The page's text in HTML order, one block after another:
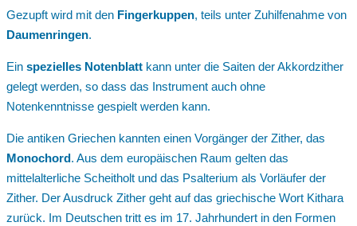
Gezupft wird mit den Fingerkuppen, teils unter Zuhilfenahme von
Daumenringen.
Ein spezielles Notenblatt kann unter die Saiten der Akkordzither
gelegt werden, so dass das Instrument auch ohne
Notenkenntnisse gespielt werden kann.
Die antiken Griechen kannten einen Vorgänger der Zither, das
Monochord. Aus dem europäischen Raum gelten das
mittelalterliche Scheitholt und das Psalterium als Vorläufer der
Zither. Der Ausdruck Zither geht auf das griechische Wort Kithara
zurück. Im Deutschen tritt es im 17. Jahrhundert in den Formen